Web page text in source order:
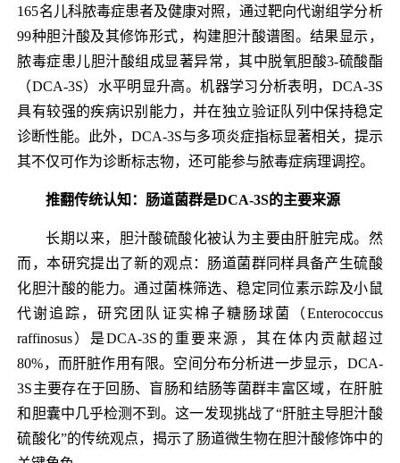
165名儿科脓毒症患者及健康对照，通过靶向代谢组学分析
99种胆汁酸及其修饰形式，构建胆汁酸谱图。结果显示，
脓毒症患儿胆汁酸组成显著异常，其中脱氧胆酸3-硫酸酯
（DCA-3S）水平明显升高。机器学习分析表明，DCA-3S
具有较强的疾病识别能力，并在独立验证队列中保持稳定
诊断性能。此外，DCA-3S与多项炎症指标显著相关，提示
其不仅可作为诊断标志物，还可能参与脓毒症病理调控。
推翻传统认知：肠道菌群是DCA-3S的主要来源
长期以来，胆汁酸硫酸化被认为主要由肝脏完成。然
而，本研究提出了新的观点：肠道菌群同样具备产生硫酸
化胆汁酸的能力。通过菌株筛选、稳定同位素示踪及小鼠
代谢追踪，研究团队证实棉子糖肠球菌（Enterococcus
raffinosus）是DCA-3S的重要来源，其在体内贡献超过
80%，而肝脏作用有限。空间分布分析进一步显示，DCA-
3S主要存在于回肠、盲肠和结肠等菌群丰富区域，在肝脏
和胆囊中几乎检测不到。这一发现挑战了“肝脏主导胆汁酸
硫酸化”的传统观点，揭示了肠道微生物在胆汁酸修饰中的